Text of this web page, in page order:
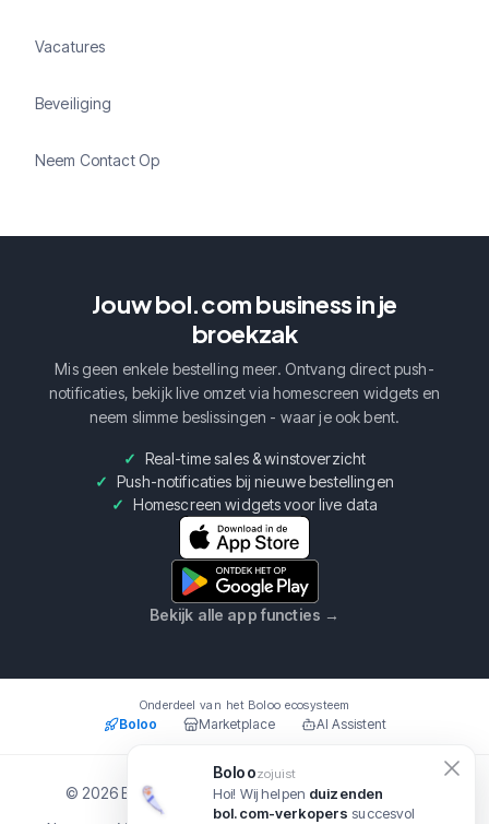
Vacatures
Beveiliging
Neem Contact Op
Jouw bol.com business in je
broekzak
Mis geen enkele bestelling meer. Ontvang direct push-
notificaties, bekijk live omzet via homescreen widgets en
neem slimme beslissingen - waar je ook bent.
Real-time sales & winstoverzicht
Push-notificaties bij nieuwe bestellingen
Homescreen widgets voor live data
Bekijk alle app functies →
Onderdeel van het Boloo ecosysteem
Boloo Marketplace AI Assistent
© 2026 Boloo Platform. Alle rechten voorbehouden.
Boloozojuist
Hoi! Wij helpen duizenden
bol.com-verkopers succesvol